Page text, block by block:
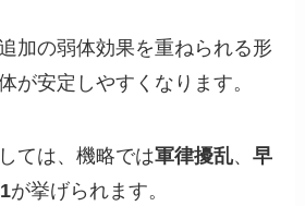
加の弱体効果を重ねられる形
が安定しやすくなります。
ては、機略では軍律擾乱、早
が挙げられます。